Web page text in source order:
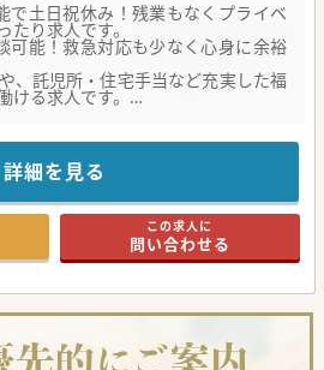
土日祝休み！残業もなくプライベ
たり求人です。
能！救急対応も少なく心身に余裕
、託児所・住宅手当など充実した福
ける求人です。
リーダーシップがあり、風通しの良
れています。
2027年3月に電子カルテへの移行を
業務効率化が期待できます。
していただける、お人柄重視の採用
詳細を見る
この求人に
問い合わせる